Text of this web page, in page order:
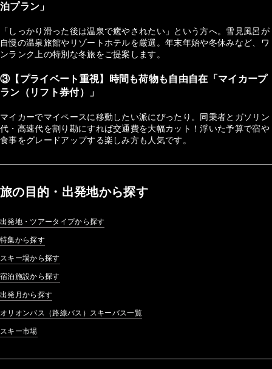
泊プラン」
「しっかり滑った後は温泉で癒やされたい」という方へ。雪見風呂が
自慢の温泉旅館やリゾートホテルを厳選。年末年始や冬休みなど、ワ
ンランク上の特別な冬旅をご提案します。
③【プライベート重視】時間も荷物も自由自在「マイカープ
ラン（リフト券付）」
マイカーでマイペースに移動したい派にぴったり。同乗者とガソリン
代・高速代を割り勘にすれば交通費を大幅カット！浮いた予算で宿や
食事をグレードアップする楽しみ方も人気です。
旅の目的・出発地から探す
出発地・ツアータイプから探す
特集から探す
スキー場から探す
宿泊施設から探す
出発月から探す
オリオンバス（路線バス）スキーバス一覧
スキー市場